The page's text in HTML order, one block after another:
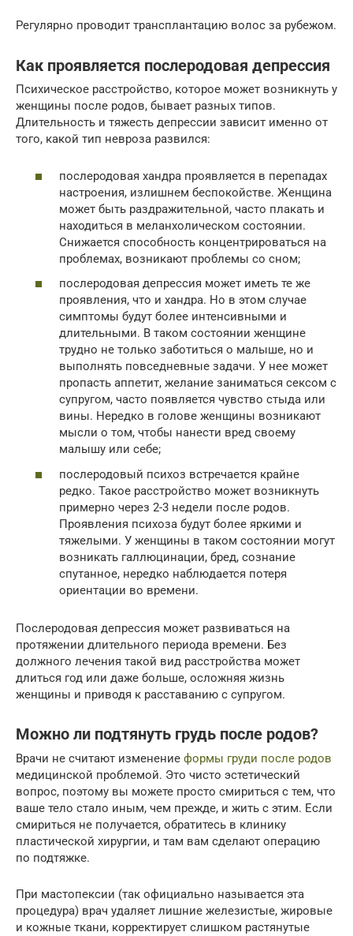
Регулярно проводит трансплантацию волос за рубежом.
Как проявляется послеродовая депрессия
Психическое расстройство, которое может возникнуть у
женщины после родов, бывает разных типов.
Длительность и тяжесть депрессии зависит именно от
того, какой тип невроза развился:
послеродовая хандра проявляется в перепадах
настроения, излишнем беспокойстве. Женщина
может быть раздражительной, часто плакать и
находиться в меланхолическом состоянии.
Снижается способность концентрироваться на
проблемах, возникают проблемы со сном;
послеродовая депрессия может иметь те же
проявления, что и хандра. Но в этом случае
симптомы будут более интенсивными и
длительными. В таком состоянии женщине
трудно не только заботиться о малыше, но и
выполнять повседневные задачи. У нее может
пропасть аппетит, желание заниматься сексом с
супругом, часто появляется чувство стыда или
вины. Нередко в голове женщины возникают
мысли о том, чтобы нанести вред своему
малышу или себе;
послеродовый психоз встречается крайне
редко. Такое расстройство может возникнуть
примерно через 2-3 недели после родов.
Проявления психоза будут более яркими и
тяжелыми. У женщины в таком состоянии могут
возникать галлюцинации, бред, сознание
спутанное, нередко наблюдается потеря
ориентации во времени.
Послеродовая депрессия может развиваться на
протяжении длительного периода времени. Без
должного лечения такой вид расстройства может
длиться год или даже больше, осложняя жизнь
женщины и приводя к расставанию с супругом.
Можно ли подтянуть грудь после родов?
Врачи не считают изменение формы груди после родов
медицинской проблемой. Это чисто эстетический
вопрос, поэтому вы можете просто смириться с тем, что
ваше тело стало иным, чем прежде, и жить с этим. Если
смириться не получается, обратитесь в клинику
пластической хирургии, и там вам сделают операцию
по подтяжке.
При мастопексии (так официально называется эта
процедура) врач удаляет лишние железистые, жировые
и кожные ткани, корректирует слишком растянутые